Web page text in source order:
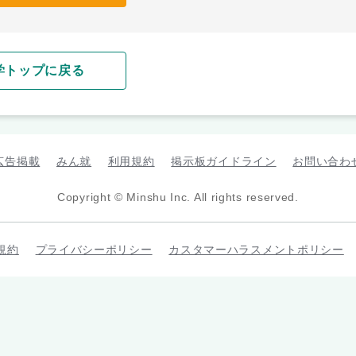
トップに戻る
告掲載 みん就 利用規約 掲示板ガイドライン お問い合わ
Copyright © Minshu Inc. All rights reserved.
約 プライバシーポリシー カスタマーハラスメントポリシー